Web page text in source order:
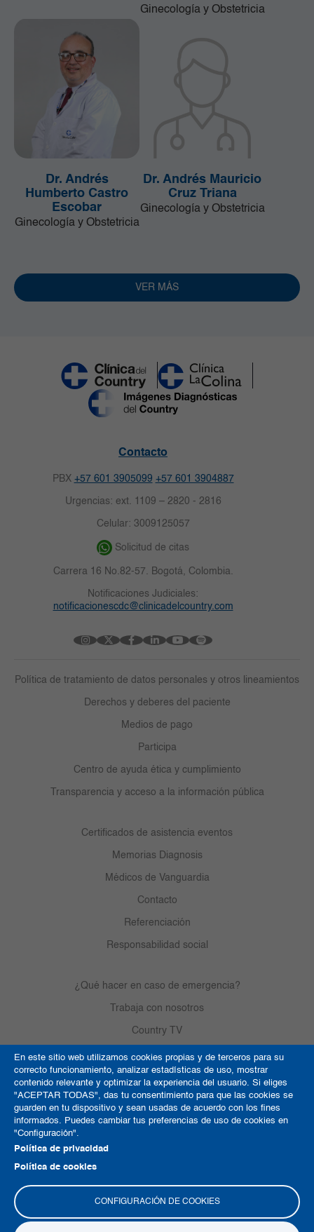
Ginecología y Obstetricia
Dr. Andrés
Humberto Castro
Escobar
Ginecología y Obstetricia
Dr. Andrés Mauricio
Cruz Triana
Ginecología y Obstetricia
VER MÁS
En este sitio web utilizamos cookies propias y de terceros para su
correcto funcionamiento, analizar estadísticas de uso, mostrar
contenido relevante y optimizar la experiencia del usuario. Si eliges
"ACEPTAR TODAS", das tu consentimiento para que las cookies se
guarden en tu dispositivo y sean usadas de acuerdo con los fines
informados. Puedes cambiar tus preferencias de uso de cookies en
"Configuración".
Política de privacidad
Política de cookies
CONFIGURACIÓN DE COOKIES
Contacto
PBX +57 601 3905099 +57 601 3904887
Urgencias: ext. 1109 – 2820 - 2816
Celular: 3009125057
Solicitud de citas
Carrera 16 No.82-57. Bogotá, Colombia.
Notificaciones Judiciales:
notificacionescdc@clinicadelcountry.com
Política de tratamiento de datos personales y otros lineamientos
Derechos y deberes del paciente
Medios de pago
Participa
Centro de ayuda ética y cumplimiento
Transparencia y acceso a la información pública
Certificados de asistencia eventos
Memorias Diagnosis
Médicos de Vanguardia
Contacto
Referenciación
Responsabilidad social
¿Qué hacer en caso de emergencia?
Trabaja con nosotros
Country TV
Política de Cookies
Términos y condiciones
Derechos de autor